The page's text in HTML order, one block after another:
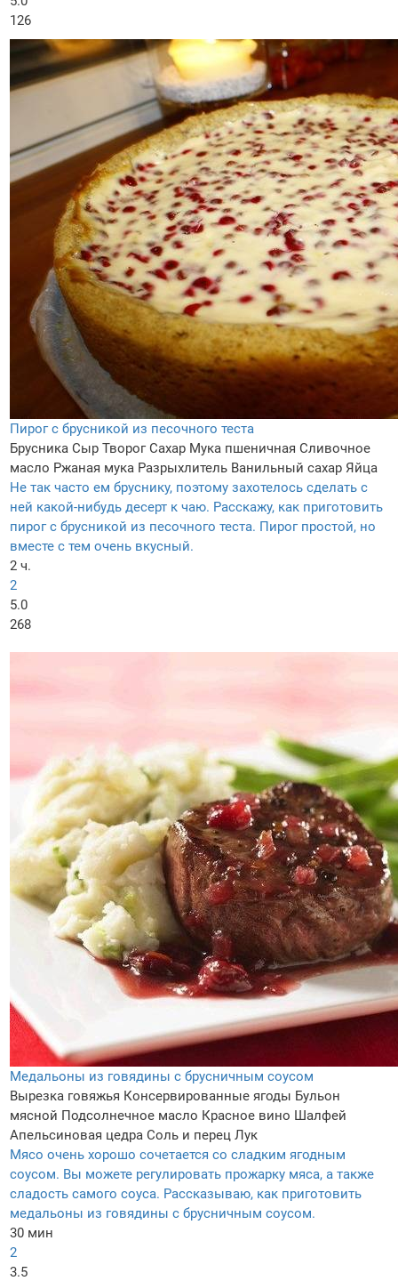
126
Пирог с брусникой из песочного теста
Брусника Сыр Творог Сахар Мука пшеничная Сливочное
масло Ржаная мука Разрыхлитель Ванильный сахар Яйца
Не так часто ем бруснику, поэтому захотелось сделать с
ней какой-нибудь десерт к чаю. Расскажу, как приготовить
пирог с брусникой из песочного теста. Пирог простой, но
вместе с тем очень вкусный.
2 ч.
2
5.0
268
Медальоны из говядины с брусничным соусом
Вырезка говяжья Консервированные ягоды Бульон
мясной Подсолнечное масло Красное вино Шалфей
Апельсиновая цедра Соль и перец Лук
Мясо очень хорошо сочетается со сладким ягодным
соусом. Вы можете регулировать прожарку мяса, а также
сладость самого соуса. Рассказываю, как приготовить
медальоны из говядины с брусничным соусом.
30 мин
2
3.5